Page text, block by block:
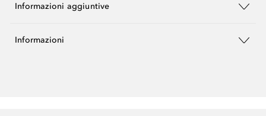
Informazioni aggiuntive
Informazioni